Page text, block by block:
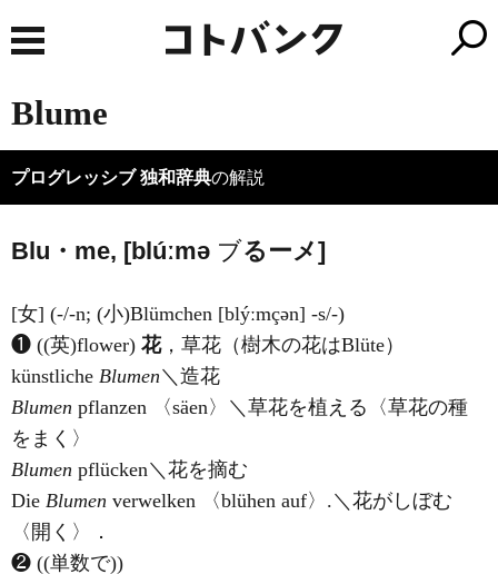
Blume
プログレッシブ 独和辞典の解説
Blu・me, [blúːmə ブる ーメ]
[女] (-/-n; (小)Blümchen [blýːmçən] -s/-)
❶ ((英)flower) 花，草花（樹木の花はBlüte）
künstliche Blumen＼造花
Blumen pflanzen 〈säen〉＼草花を植える〈草花の種
をまく〉
Blumen pflücken＼花を摘む
Die Blumen verwelken 〈blühen auf〉.＼花がしぼむ
〈開く〉．
❷ ((単数で))